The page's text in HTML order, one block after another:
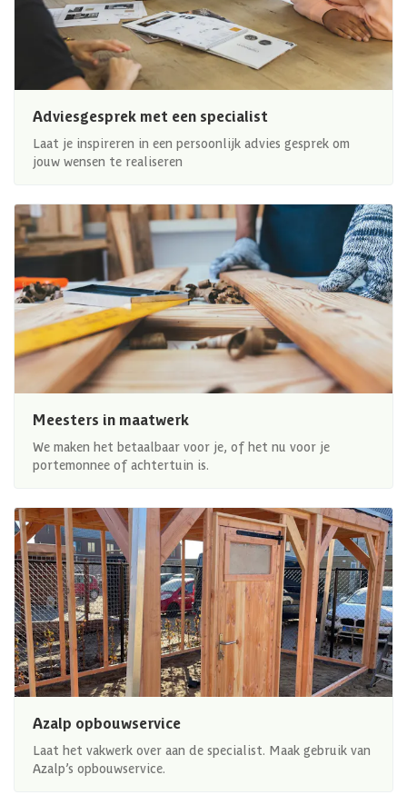
Adviesgesprek met een specialist
Laat je inspireren in een persoonlijk advies gesprek om
jouw wensen te realiseren
Meesters in maatwerk
We maken het betaalbaar voor je, of het nu voor je
portemonnee of achtertuin is.
Azalp opbouwservice
Laat het vakwerk over aan de specialist. Maak gebruik van
Azalp’s opbouwservice.